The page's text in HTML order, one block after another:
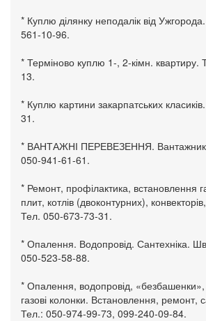
* Куплю ділянку неподалік від
561-10-96.
* Терміново куплю 1-, 2-кімн. квартиру.
13.
* Куплю картини закарпатських
31.
* ВАНТАЖНІ ПЕРЕВЕЗЕННЯ.
050-941-61-61.
* Ремонт, профілактика, встановлення
плит, котлів (двоконтурних),
Тел. 050-673-73-31.
* Опалення. Водопровід. Сантехніка.
050-523-58-88.
* Опалення, водопровід,
газові колонки. Встановлення, ремонт,
Тел.: 050-974-99-73, 099-240-09-84.